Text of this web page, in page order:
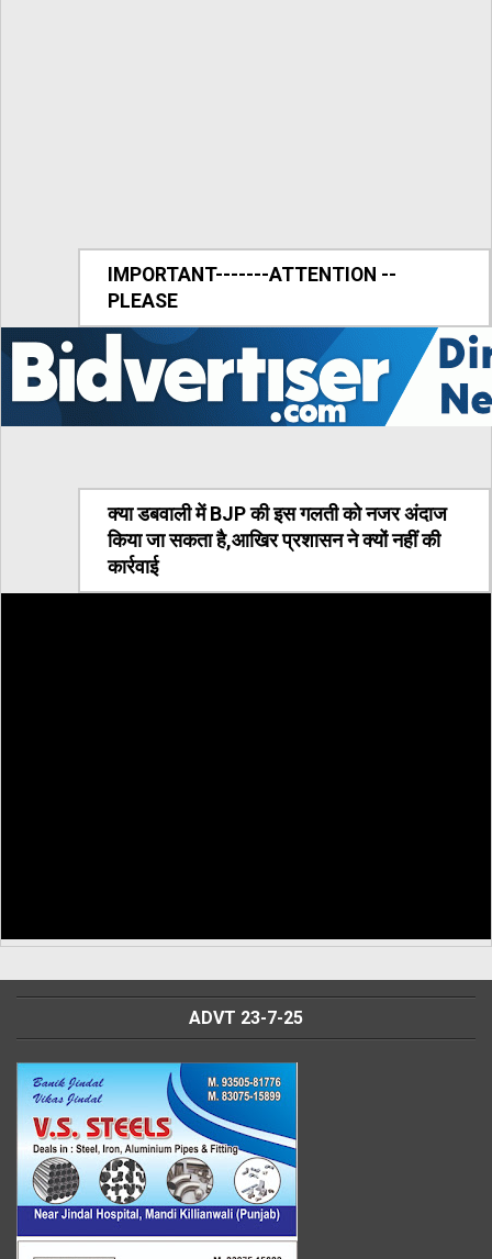
IMPORTANT-------ATTENTION --
PLEASE
क्या डबवाली में BJP की इस गलती को नजर अंदाज
किया जा सकता है,आखिर प्रशासन ने क्यों नहीं की
कार्रवाई
ADVT 23-7-25